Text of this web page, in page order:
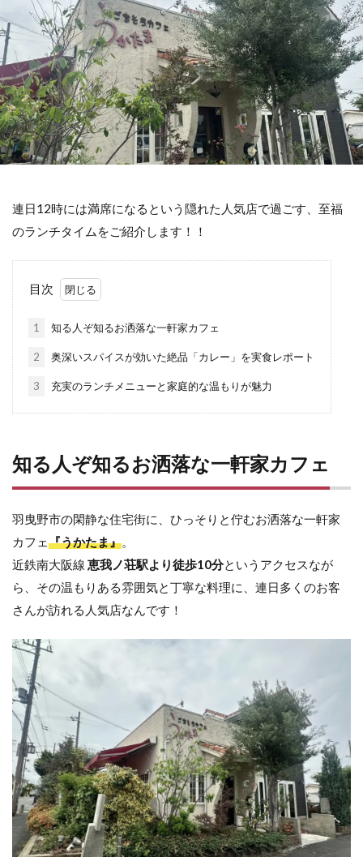
連日12時には満席になるという隠れた人気店で過ごす、至福
のランチタイムをご紹介します！！
目次
1 知る人ぞ知るお洒落な一軒家カフェ
2 奥深いスパイスが効いた絶品「カレー」を実食レポート
3 充実のランチメニューと家庭的な温もりが魅力
知る人ぞ知るお洒落な一軒家カフェ
羽曳野市の閑静な住宅街に、ひっそりと佇むお洒落な一軒家
カフェ『うかたま』
近鉄南大阪線 恵我ノ荘駅より徒歩10分というアクセスなが
ら、その温もりある雰囲気と丁寧な料理に、連日多くのお客
さんが訪れる人気店なんです！